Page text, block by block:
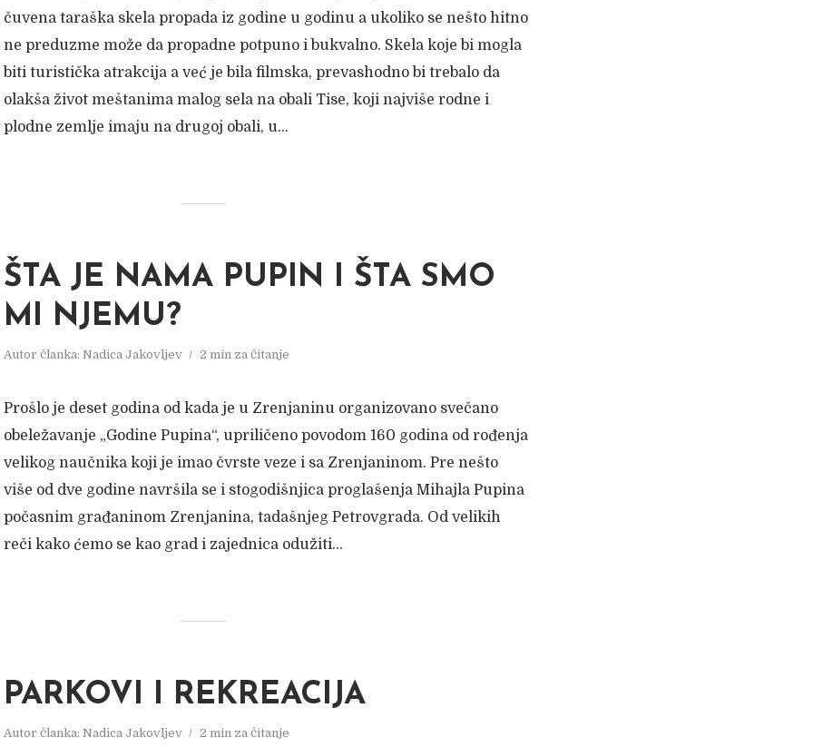
čuvena taraška skela propada iz godine u godinu a ukoliko se nešto hitno
ne preduzme može da propadne potpuno i bukvalno. Skela koje bi mogla
biti turistička atrakcija a već je bila filmska, prevashodno bi trebalo da
olakša život meštanima malog sela na obali Tise, koji najviše rodne i
plodne zemlje imaju na drugoj obali, u...
ŠTA JE NAMA PUPIN I ŠTA SMO
MI NJEMU?
Autor članka: Nadica Jakovljev 2 min za čitanje
Prošlo je deset godina od kada je u Zrenjaninu organizovano svečano
obeležavanje „Godine Pupina“, upriličeno povodom 160 godina od rođenja
velikog naučnika koji je imao čvrste veze i sa Zrenjaninom. Pre nešto
više od dve godine navršila se i stogodišnjica proglašenja Mihajla Pupina
počasnim građaninom Zrenjanina, tadašnjeg Petrovgrada. Od velikih
reči kako ćemo se kao grad i zajednica odužiti...
PARKOVI I REKREACIJA
Autor članka: Nadica Jakovljev 2 min za čitanje